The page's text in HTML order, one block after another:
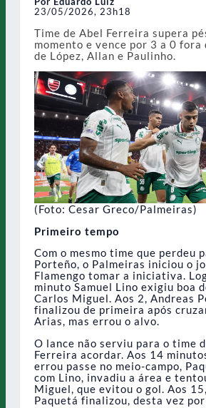
23/05/2026, 23h18
Time de Abel Ferreira supera
momento e vence por 3 a 0 fora
de López, Allan e Paulinho.
(Foto: Cesar Greco/Palmeiras)
Primeiro tempo
Com o mesmo time que perdeu
Porteño, o Palmeiras iniciou o
Flamengo tomar a iniciativa.
minuto Samuel Lino exigiu boa
Carlos Miguel. Aos 2, Andreas
finalizou de primeira após
Arias, mas errou o alvo.
O lance não serviu para o time
Ferreira acordar. Aos 14
errou passe no meio-campo,
com Lino, invadiu a área e
Miguel, que evitou o gol. Aos
Paquetá finalizou, desta vez